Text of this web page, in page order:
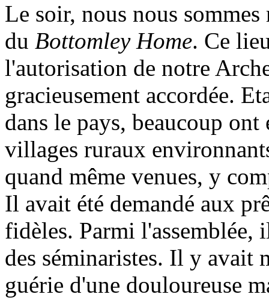
Le soir, nous nous
du Bottomley Home. Ce
l'autorisation de notre
gracieusement accordée.
dans le pays, beaucoup ont
villages ruraux
quand même venues, y
Il avait été demandé aux
fidèles. Parmi l'assemblée,
des séminaristes. Il y avait
guérie d'une douloureuse